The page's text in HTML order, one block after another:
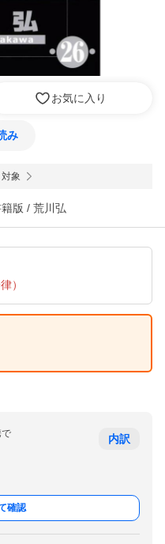
お気に入り
み
対象
版 / 荒川弘
）
内訳
確認